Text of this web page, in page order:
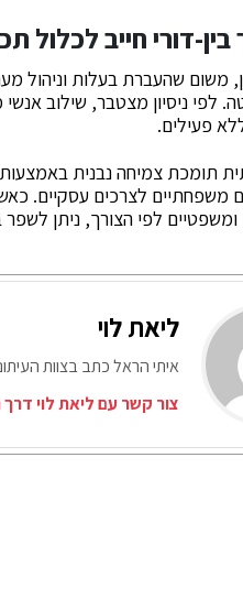
דורי חייב לכלול
משום שהעברת בעלות וניהול
לפי ניסיון מצטבר, שילוב
פעילים.
תומכת צמיחה נבנית באמצעות
משפחתיים לצרכים עסקיים.
ומשפטיים לפי הצורך, ניתן
ליאת לוי
איתי הראל כתב בצוות
צור קשר עם ליאת לוי